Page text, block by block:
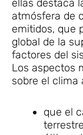
ellas destaca
atmósfera de
emitidos, que
global de la
factores del
Los aspectos
sobre el clima
que el